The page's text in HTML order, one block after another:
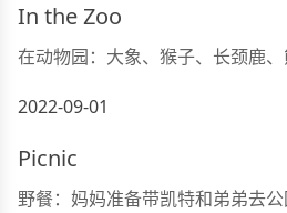
In the Zoo
在动物园：大象、猴子、长颈鹿
2022-09-01
Picnic
野餐：妈妈准备带凯特和弟弟去